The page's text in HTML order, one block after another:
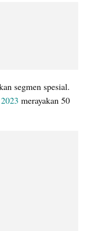
segmen spesial.
merayakan 50